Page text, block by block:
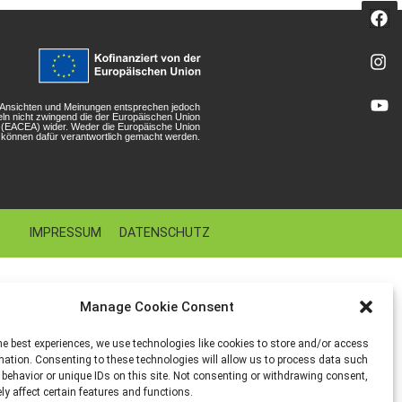
Manage Cookie Consent
best experiences, we use technologies like cookies to store and/or access
Consenting to these technologies will allow us to process data such
or unique IDs on this site. Not consenting or withdrawing consent,
affect certain features and functions.
und Meinungen entsprechen jedoch
nicht zwingend die der Europäischen Union
wider. Weder die Europäische Union
dafür verantwortlich gemacht werden.
IMPRESSUM DATENSCHUTZ